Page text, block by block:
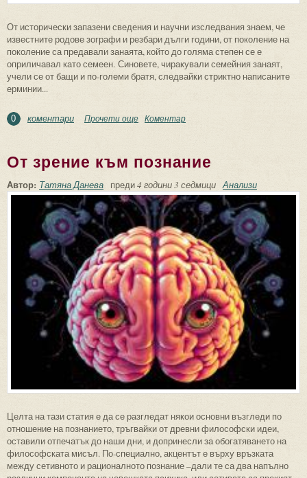
От исторически запазени сведения и научни изследвания знаем, че
известните родове зографи и резбари дълги години, от поколение на
поколение са предавали занаята, който до голяма степен се е
оприличавал като семеен. Синовете, чиракували семейния занаят,
учели се от бащи и по-големи братя, следвайки стриктно написаните
ерминии...
0 коментари Прочети още about История, традиции и бъдеще на
Коментар
От зрение към познание
Автор: Татяна Данева преди4 години 3 седмици Анализи
Целта на тази статия е да се разгледат някои основни възгледи по
отношение на познанието, тръгвайки от древни философски идеи,
оставили отпечатък до наши дни, и допринесли за обогатяването на
философската мисъл. По-специално, акцентът е върху връзката
между сетивното и рационалното познание –дали те са два напълно